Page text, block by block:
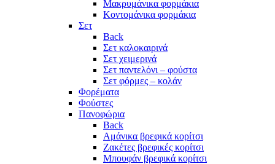
Μακρυμάνικα φορμάκια
Κοντομάνικα φορμάκια
Σετ
Back
Σετ καλοκαιρινά
Σετ χειμερινά
Σετ παντελόνι – φούστα
Σετ φόρμες – κολάν
Φορέματα
Φούστες
Πανοφώρια
Back
Αμάνικα βρεφικά κορίτσι
Ζακέτες βρεφικές κορίτσι
Μπουφάν βρεφικά κορίτσι